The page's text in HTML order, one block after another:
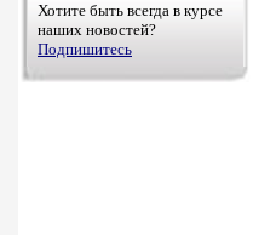
Хотите быть всегда в курсе
наших новостей?
Подпишитесь